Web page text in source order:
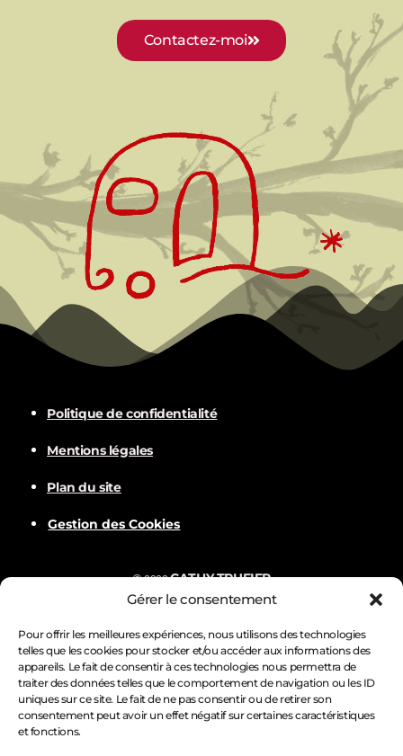
Gérer le consentement
Pour offrir les meilleures expériences, nous utilisons des technologies
telles que les cookies pour stocker et/ou accéder aux informations des
appareils. Le fait de consentir à ces technologies nous permettra de
traiter des données telles que le comportement de navigation ou les ID
uniques sur ce site. Le fait de ne pas consentir ou de retirer son
consentement peut avoir un effet négatif sur certaines caractéristiques
et fonctions.
Contactez-moi
Politique de confidentialité
Mentions légales
Plan du site
Gestion des Cookies
©2022CATHY TRUFIER